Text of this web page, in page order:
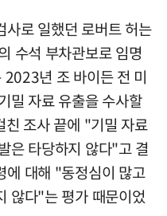
사로 일했던 로버트 허는
수석 부차관보로 임명
2023년 조 바이든 전 미
밀 자료 유출을 수사할
친 조사 끝에 "기밀 자료
은 타당하지 않다"고 결
에 대해 "동정심이 많고
않다"는 평가 때문이었